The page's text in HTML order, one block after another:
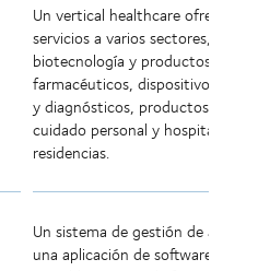
Un vertical healthcare ofrece
servicios a varios sectores,
biotecnología y productos
farmacéuticos, dispositivos
y diagnósticos, productos
cuidado personal y hospitales y
residencias.
Un sistema de gestión de
una aplicación de software que